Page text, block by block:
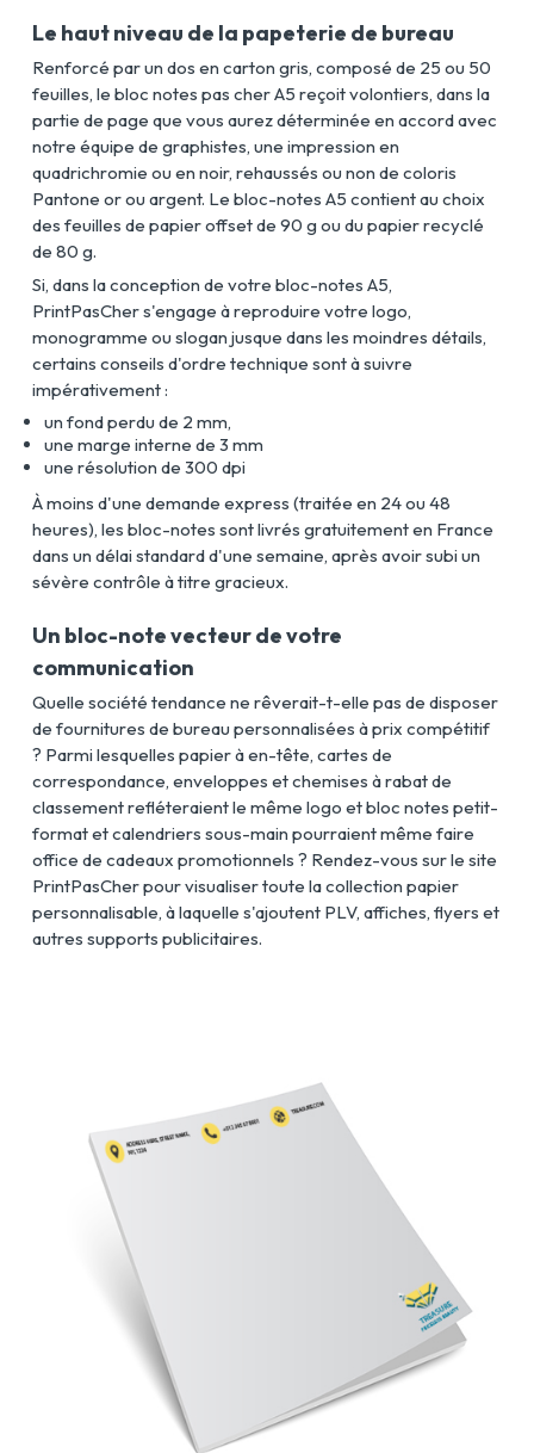
Le haut niveau de la papeterie de bureau
Renforcé par un dos en carton gris, composé de 25 ou 50
feuilles, le bloc notes pas cher A5 reçoit volontiers, dans la
partie de page que vous aurez déterminée en accord avec
notre équipe de graphistes, une impression en
quadrichromie ou en noir, rehaussés ou non de coloris
Pantone or ou argent. Le bloc-notes A5 contient au choix
des feuilles de papier offset de 90 g ou du papier recyclé
de 80 g.
Si, dans la conception de votre bloc-notes A5,
PrintPasCher s'engage à reproduire votre logo,
monogramme ou slogan jusque dans les moindres détails,
certains conseils d'ordre technique sont à suivre
impérativement :
un fond perdu de 2 mm,
une marge interne de 3 mm
une résolution de 300 dpi
À moins d'une demande express (traitée en 24 ou 48
heures), les bloc-notes sont livrés gratuitement en France
dans un délai standard d'une semaine, après avoir subi un
sévère contrôle à titre gracieux.
Un bloc-note vecteur de votre
communication
Quelle société tendance ne rêverait-t-elle pas de disposer
de fournitures de bureau personnalisées à prix compétitif
? Parmi lesquelles papier à en-tête, cartes de
correspondance, enveloppes et chemises à rabat de
classement refléteraient le même logo et bloc notes petit-
format et calendriers sous-main pourraient même faire
office de cadeaux promotionnels ? Rendez-vous sur le site
PrintPasCher pour visualiser toute la collection papier
personnalisable, à laquelle s'ajoutent PLV, affiches, flyers et
autres supports publicitaires.